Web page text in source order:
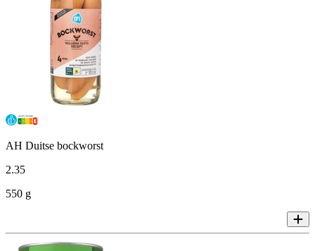
AH Duitse bockworst
2.35
550 g